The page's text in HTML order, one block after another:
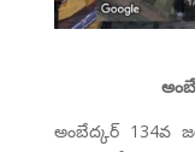
అంబేద్కర్ 134వ